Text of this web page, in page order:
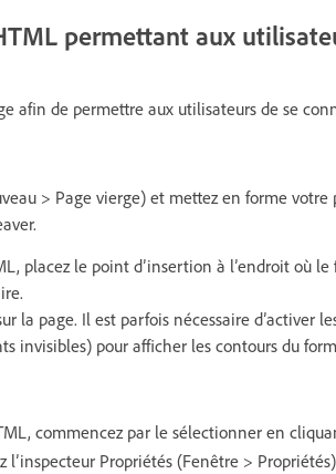
permettant aux
afin de permettre aux utilisateurs de se
> Page vierge) et mettez en forme votre
placez le point d’insertion à l’endroit où
la page. Il est parfois nécessaire d’activer
invisibles) pour afficher les contours du
commencez par le sélectionner en
l’inspecteur Propriétés (Fenêtre >